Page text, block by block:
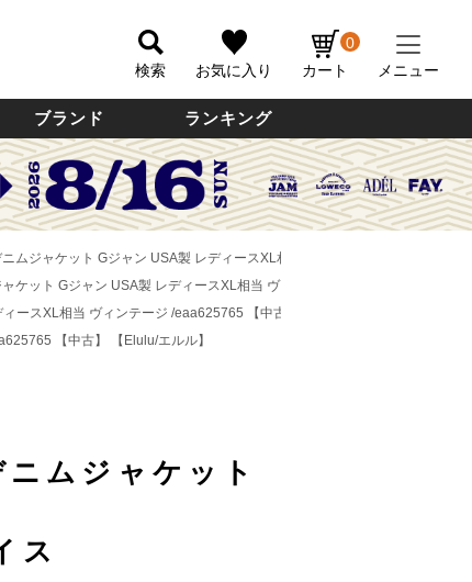
検索 お気に入り カート
0
メニュー
ブランド ランキング
ムジャケット Gジャン USA製 レディースXL相当 ヴィンテージ /eaa625765
ケット Gジャン USA製 レディースXL相当 ヴィンテージ /eaa625765 【中古
ースXL相当 ヴィンテージ /eaa625765 【中古】
【中古】 【Elulu/エルル】
ムジャケット
ス